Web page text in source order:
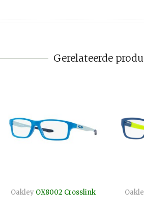
Gerelateerde
Oakley OX8002 Crosslink